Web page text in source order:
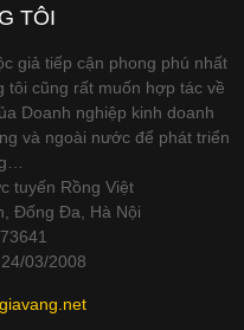
TÔI
giả tiếp cận phong phú nhất
tôi cũng rất muốn hợp tác về
Doanh nghiệp kinh doanh
và ngoài nước để phát triển
tuyến Rồng Việt
Đống Đa, Hà Nội
03/2008